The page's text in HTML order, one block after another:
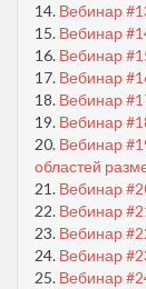
14. Вебинар
15. Вебинар
16. Вебинар
17. Вебинар
18. Вебинар
19. Вебинар
20. Вебинар
областей
21. Вебинар
22. Вебинар
23. Вебинар
24. Вебинар
25. Вебинар